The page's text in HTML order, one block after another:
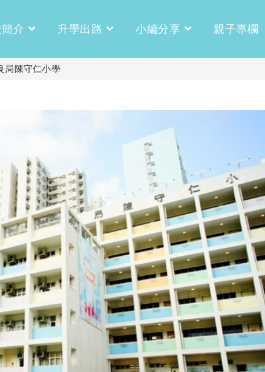
介 升學出路 小編分享 親子專欄
局陳守仁小學